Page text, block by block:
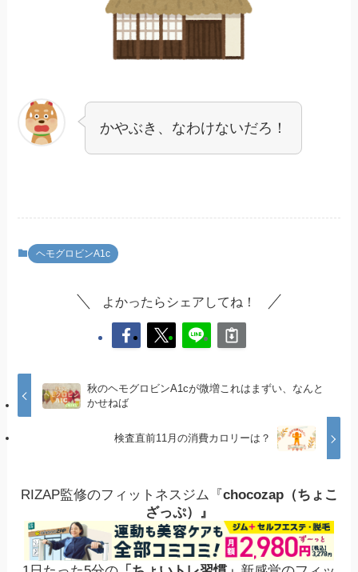
かやぶき、なわけないだろ！
ヘモグロビンA1c
よかったらシェアしてね！
秋のヘモグロビンA1cが微増これはまずい、なんと
かせねば
検査直前11月の消費カロリーは？
RIZAP監修のフィットネスジム『chocozap（ちょこ
ざっぷ）』